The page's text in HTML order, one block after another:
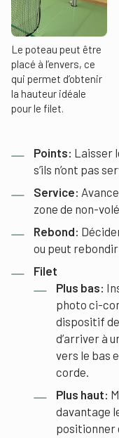
Le poteau peut être
placé à l’envers, ce
qui permet d’obtenir
la hauteur idéale
pour le filet.
Points: Laisser
s’ils n’ont pas
Service:
zone de non-
Rebond:
ou peut
Filet
Plus bas:
photo ci-
dispositif
d’arriver à
vers le bas
corde.
Plus haut:
davantage
positionner